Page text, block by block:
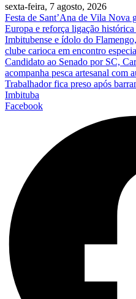
sexta-feira, 7 agosto, 2026
Festa de Sant’Ana de Vila Nova
Europa e reforça ligação
Imbitubense e ídolo do
clube carioca em encontro
Candidato ao Senado por SC,
acompanha pesca artesanal com
Trabalhador fica preso após
Imbituba
Facebook